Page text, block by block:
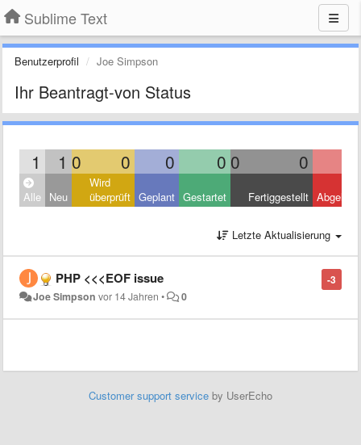
Sublime Text
Benutzerprofil Joe Simpson
Ihr Beantragt-von Status
1 1 0 0 0 0 0 0
Alle Neu
Wird
überprüft Geplant Gestartet Fertiggestellt
Letzte Aktualisierung
-3
PHP <<<EOF issue
Joe Simpson vor 14 Jahren • 0
Customer support service by UserEcho